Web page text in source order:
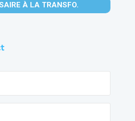
À LA TRANSFO.